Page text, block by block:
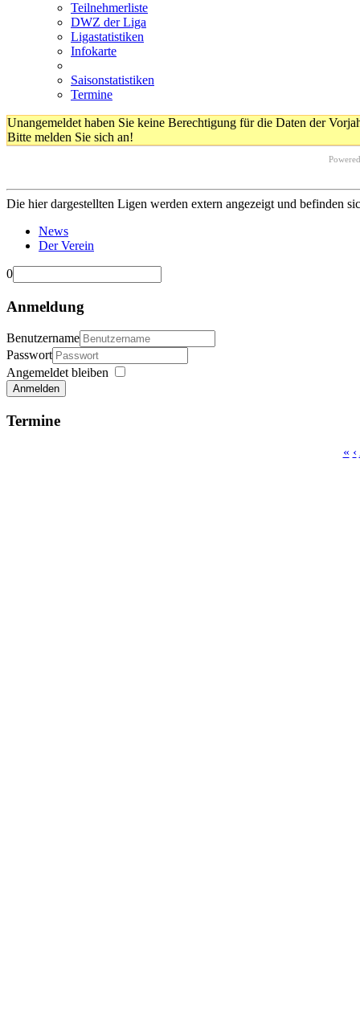
Teilnehmerliste
DWZ der Liga
Ligastatistiken
Infokarte
Saisonstatistiken
Termine
Unangemeldet haben Sie keine Berechtigung für die Daten der
Bitte melden Sie sich an!
Die hier dargestellten Ligen werden extern angezeigt und befinden
News
Der Verein
0
Anmeldung
Benutzername
Passwort
Angemeldet bleiben
Anmelden
Termine
« ‹